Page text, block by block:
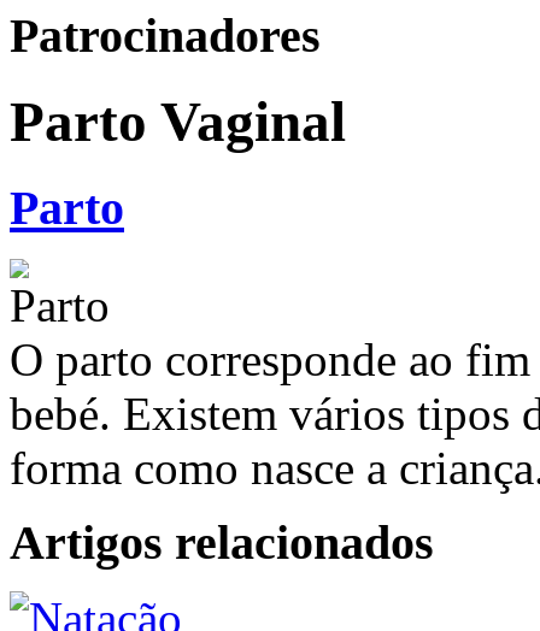
Patrocinadores
Parto Vaginal
Parto
O parto corresponde ao
bebé. Existem vários tipos
forma como nasce a
Artigos relacionados